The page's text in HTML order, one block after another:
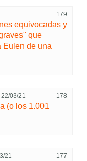
179
equivocadas y
que
Eulen de una
22/03/21 178
(o los 1.001
21 177